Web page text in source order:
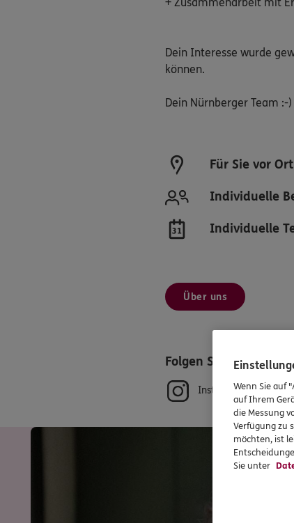
Dein Interesse wurde
können.
Dein Nürnberger Team :-)
Für Sie vor Ort
Individuelle
Individuelle
Über uns
Folgen Sie uns
InstagramWenn Sie auf
auf Ihrem
die Messung
Verfügung zu
möchten, ist
Sie unter